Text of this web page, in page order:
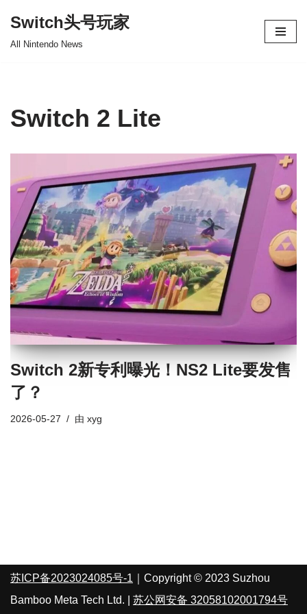
Switch头号玩家
All Nintendo News
Switch 2 Lite
Switch 2新专利曝光！NS2 Lite要发售
了？
2026-05-27 由 xyg
苏ICP备2023024085号-1 ｜Copyright © 2023 Suzhou
Bamboo Meta Tech Ltd. | 苏公网安备 32058102001794号